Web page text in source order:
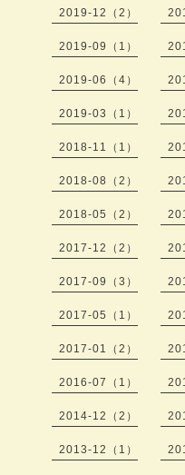
2019-12（2）
2019-09（1）
2019-06（4）
2019-03（1）
2018-11（1）
2018-08（2）
2018-05（2）
2017-12（2）
2017-09（3）
2017-05（1）
2017-01（2）
2016-07（1）
2014-12（2）
2013-12（1）